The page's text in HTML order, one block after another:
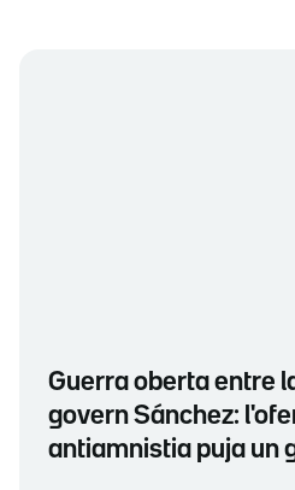
Guerra oberta entre
govern Sánchez:
antiamnistia puja un